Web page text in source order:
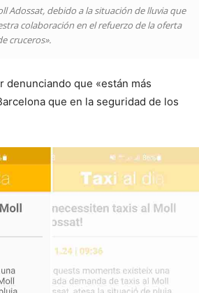
Adossat, debido a la situación de lluvia que
colaboración en el refuerzo de la oferta
cruceros».
denunciando que «están más
que en la seguridad de los